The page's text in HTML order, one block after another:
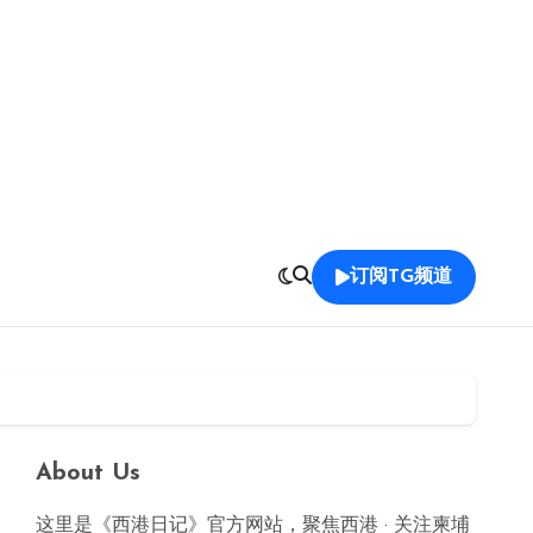
订阅TG频道
About Us
这里是《西港日记》官方网站，聚焦西港 · 关注柬埔